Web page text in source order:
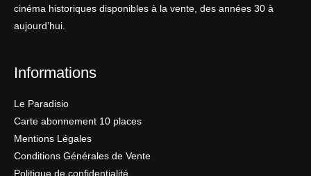
cinéma historiques disponibles à la vente, des années 30 à
aujourd’hui.
Informations
Le Paradisio
Carte abonnement 10 places
Mentions Légales
Conditions Générales de Vente
Politique de confidentialité